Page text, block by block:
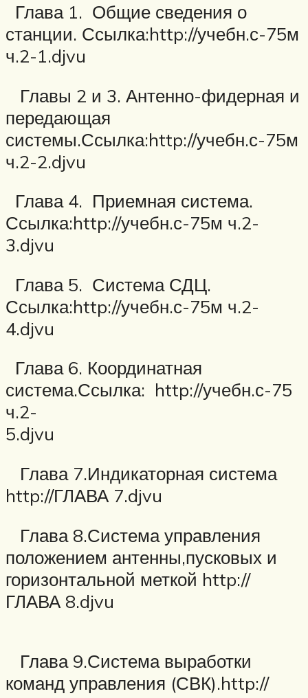
Глава 1. Общие сведения о
станции. Ссылка:http://учебн.с-75м
ч.2-1.djvu
Главы 2 и 3. Антенно-фидерная и
передающая
системы.Ссылка:http://учебн.с-75м
ч.2-2.djvu
Глава 4. Приемная система.
Ссылка:http://учебн.с-75м ч.2-
3.djvu
Глава 5. Система СДЦ.
Ссылка:http://учебн.с-75м ч.2-
4.djvu
Глава 6. Координатная
система.Ссылка: http://учебн.с-75
ч.2-
Глава 7.Индикаторная система
http://ГЛАВА 7.djvu
Глава 8.Система управления
положением антенны,пусковых и
горизонтальной меткой http://
ГЛАВА 8.djvu
Глава 9.Система выработки
команд управления (СВК).http://